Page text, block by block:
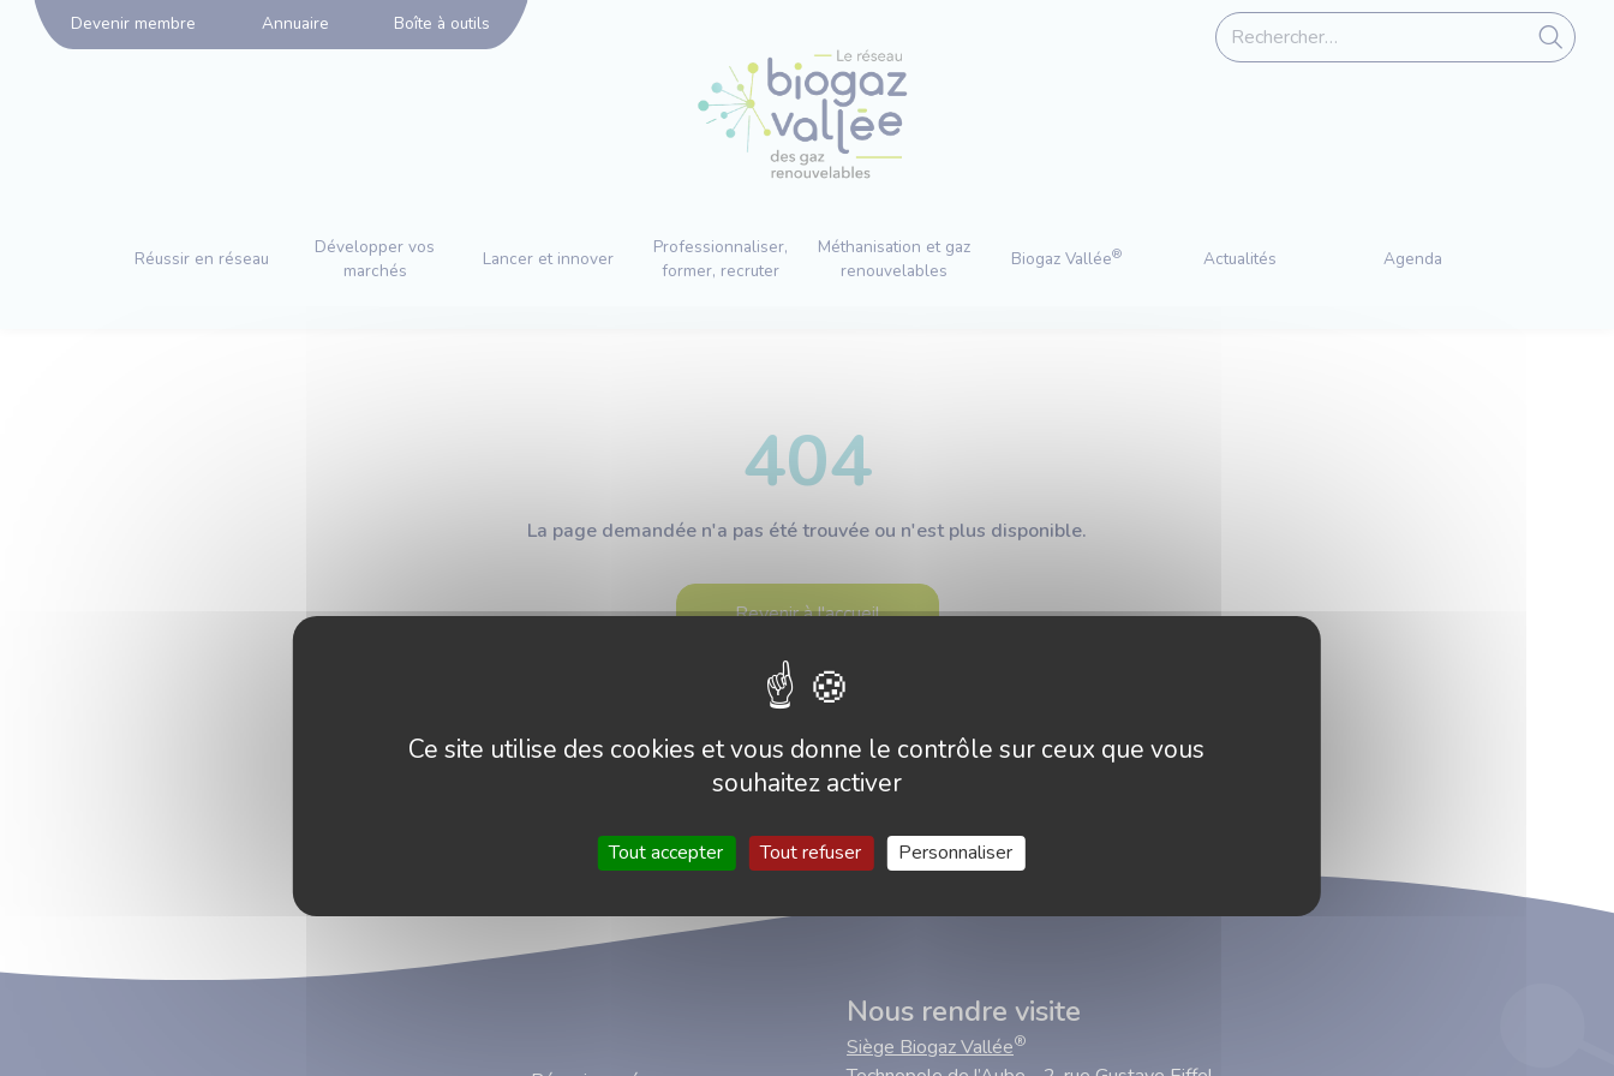
Devenir membre Annuaire Boîte à outils
Réussir en réseau
Développer vos
marchés
Lancer et innover
Professionnaliser,
former, recruter
Méthanisation et gaz
renouvelables
Biogaz Vallée® Actualités Agenda
404
La page demandée n'a pas été trouvée ou n'est plus disponible.
Revenir à l'accueil
Nous rendre visite
Siège Biogaz Vallée®
Panneau de gestion des cookies
Ce site utilise des cookies et vous donne le contrôle sur ceux que vous
souhaitez activer
Tout accepter Tout refuser Personnaliser